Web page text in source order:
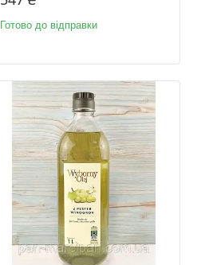
Готово до відправки